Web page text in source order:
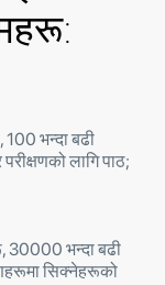
भन्दा बढी
लागि पाठ;
30000 भन्दा बढी
सिक्नेहरूको